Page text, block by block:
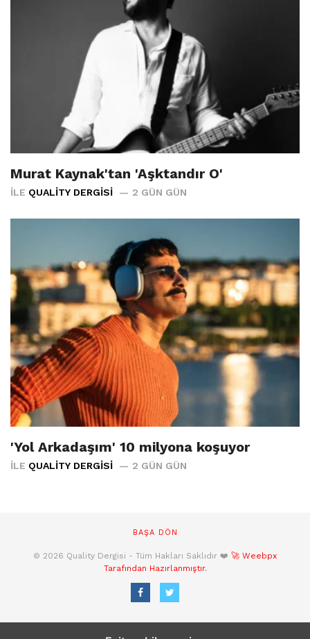
Murat Kaynak'tan 'Aşktandır O'
İLE QUALITY DERGISI 2 GÜN GÜN
'Yol Arkadaşım' 10 milyona koşuyor
İLE QUALITY DERGISI 2 GÜN GÜN
BAŞA DÖN
© 2026 Quality Dergisi - Tüm Hakları Saklıdır ❤️ 🚀 Weebpx
Tarafından Hazırlanmıştır.